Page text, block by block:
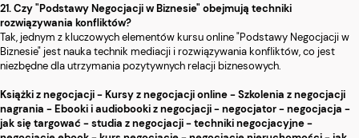
21. Czy "Podstawy Negocjacji w Biznesie" obejmują techniki
rozwiązywania konfliktów?
Tak, jednym z kluczowych elementów kursu online "Podstawy Negocjacji w
Biznesie" jest nauka technik mediacji i rozwiązywania konfliktów, co jest
niezbędne dla utrzymania pozytywnych relacji biznesowych.
Książki z negocjacji - Kursy z negocjacji online - Szkolenia z negocjacji
nagrania - Ebooki i audiobooki z negocjacji - negocjator - negocjacja -
jak się targować - studia z negocjacji - techniki negocjacyjne -